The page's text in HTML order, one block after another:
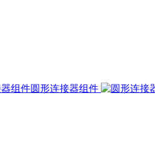
圆形连接器组件